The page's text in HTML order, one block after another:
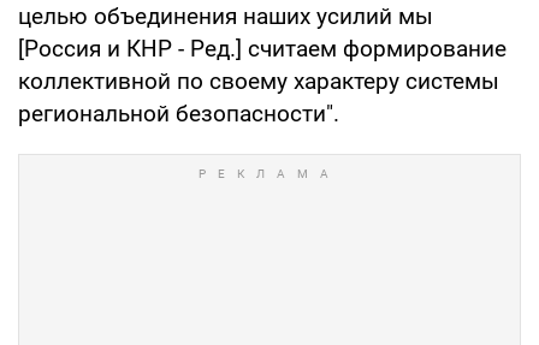
целью объединения наших усилий мы
[Россия и КНР - Ред.] считаем формирование
коллективной по своему характеру системы
региональной безопасности".